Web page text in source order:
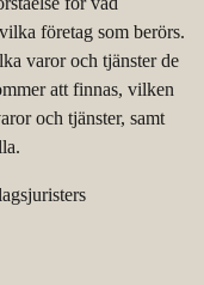
företag som berörs.
varor och tjänster de
att finnas, vilken
och tjänster, samt